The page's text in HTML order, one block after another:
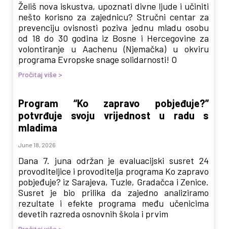
Želiš nova iskustva, upoznati divne ljude i učiniti
nešto korisno za zajednicu? Stručni centar za
prevenciju ovisnosti poziva jednu mladu osobu
od 18 do 30 godina iz Bosne i Hercegovine za
volontiranje u Aachenu (Njemačka) u okviru
programa Evropske snage solidarnosti! O
Pročitaj više >
Program “Ko zapravo pobjeđuje?”
potvrđuje svoju vrijednost u radu s
mladima
June 18, 2026
Dana 7. juna održan je evaluacijski susret 24
provoditeljice i provoditelja programa Ko zapravo
pobjeđuje? iz Sarajeva, Tuzle, Gradačca i Zenice.
Susret je bio prilika da zajedno analiziramo
rezultate i efekte programa među učenicima
devetih razreda osnovnih škola i prvim